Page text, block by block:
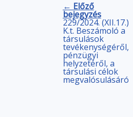
← Előző
bejegyzés
229/2024. (XII.17.)
K.t. Beszámoló a
társulások
tevékenységéről,
pénzügyi
helyzetéről, a
társulási célok
megvalósulásáról